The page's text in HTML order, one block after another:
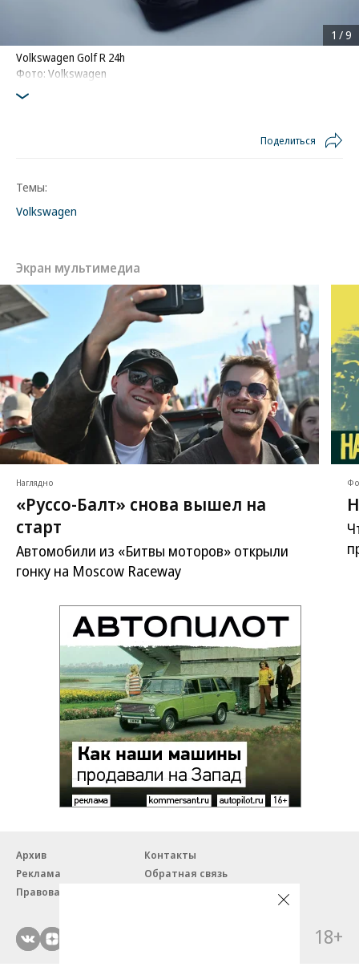
Volkswagen Golf R 24h
Фото: Volkswagen
1 /9
Поделиться
Темы:
Volkswagen
Экран мультимедиа
Наглядно
«Руссо-Балт» снова вышел на
старт
Автомобили из «Битвы моторов» открыли
гонку на Moscow Raceway
Архив
Контакты
Реклама
Обратная связь
Правовая информация
18+